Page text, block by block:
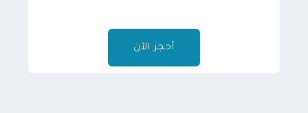
أحجز الآن